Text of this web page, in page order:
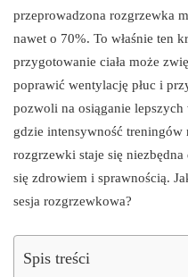
przeprowadzona rozgrzewka
nawet o 70%. To właśnie ten
przygotowanie ciała może
poprawić wentylację płuc i
pozwoli na osiąganie
gdzie intensywność treningów
rozgrzewki staje się
się zdrowiem i sprawnością.
sesja rozgrzewkowa?
Spis treści